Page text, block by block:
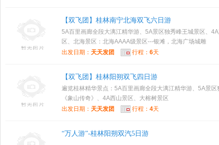
【双飞团】桂林南宁北海双飞六日游
5A百里画廊全段大漓江精华游、5A景区独秀峰王城景区、
区、北海景区：北海AAAA级景区---银滩，北海广场城雕
出发日期： 天天发团 行程： 6天
【双飞团】桂林阳朔双飞四日游
遍览桂林精华景点：5A百里画廊全段大漓江精华游、5A景
《象山传奇》、4A西山景区、大榕树景区
出发日期： 天天发团 行程： 4天
“万人游”-桂林阳朔双汽5日游